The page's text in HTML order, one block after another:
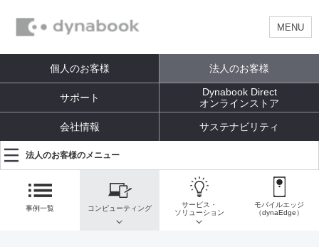
MENU
個人のお客様 法人のお客様
サポート
Dynabook Direct
オンラインストア
会社情報 サステナビリティ
法人のお客様のメニュー
事例一覧 コンピューティング
サービス・
ソリューション
モバイルエッジ
（dynaEdge）